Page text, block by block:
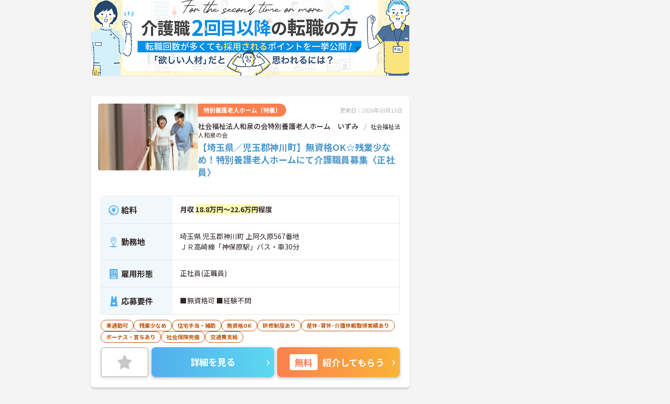
特別養護老人ホーム（特養） 更新日：2026年03月13日
社会福祉法人和泉の会特別養護老人ホーム いずみ
社会福祉法
人和泉の会
【埼玉県／児玉郡神川町】無資格OK☆残業少な
め！特別養護老人ホームにて介護職員募集〈正社
員〉
給料 月収 18.8万円～22.6万円程度
勤務地
埼玉県 児玉郡神川町 上阿久原567番地
ＪＲ高崎線「神保原駅」バス・車30分
雇用形態 正社員(正職員)
応募要件 ■無資格可 ■経験不問
車通勤可 残業少なめ 住宅手当・補助 無資格OK 研修制度あり
産休･育休･介護休暇取得実績あり
ボーナス・賞与あり
社会保険完備 交通費支給
詳細を見る 無料 紹介してもらう